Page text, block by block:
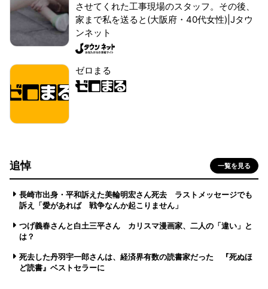
させてくれた工事現場のスタッフ。その後、
家まで私を送ると(大阪府・40代女性)|Jタウ
ンネット
ゼロまる
追悼 一覧を見る
長崎市出身・平和訴えた美輪明宏さん死去 ラストメッセージでも
訴え「愛があれば 戦争なんか起こりません」
つげ義春さんと白土三平さん カリスマ漫画家、二人の「違い」と
は？
死去した丹羽宇一郎さんは、経済界有数の読書家だった 『死ぬほ
ど読書』ベストセラーに